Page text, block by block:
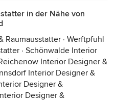
in der Nähe von
Raumausstatter · Werftpfuhl
· Schönwalde Interior
Interior Designer &
Interior Designer &
Designer &
Designer &